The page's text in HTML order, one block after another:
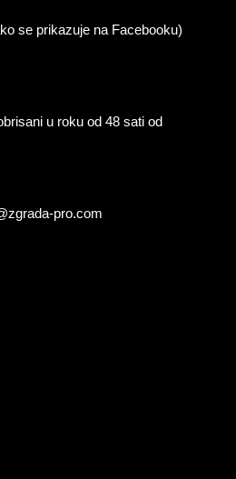
se prikazuje na Facebooku)
u roku od 48 sati od
pro.com